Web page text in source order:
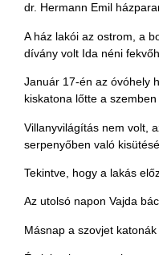
dr. Hermann Emil
A ház lakói az ostrom, a
dívány volt Ida néni
Január 17-én az óvóhely
kiskatona lőtte a
Villanyvilágítás nem volt,
serpenyőben való
Tekintve, hogy a lakás
Az utolsó napon Vajda
Másnap a szovjet